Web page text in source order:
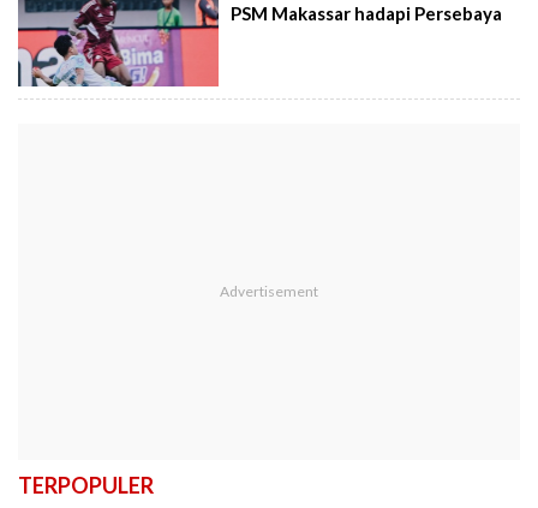
PSM Makassar hadapi Persebaya
TERPOPULER